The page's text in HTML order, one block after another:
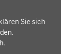
Sie sich